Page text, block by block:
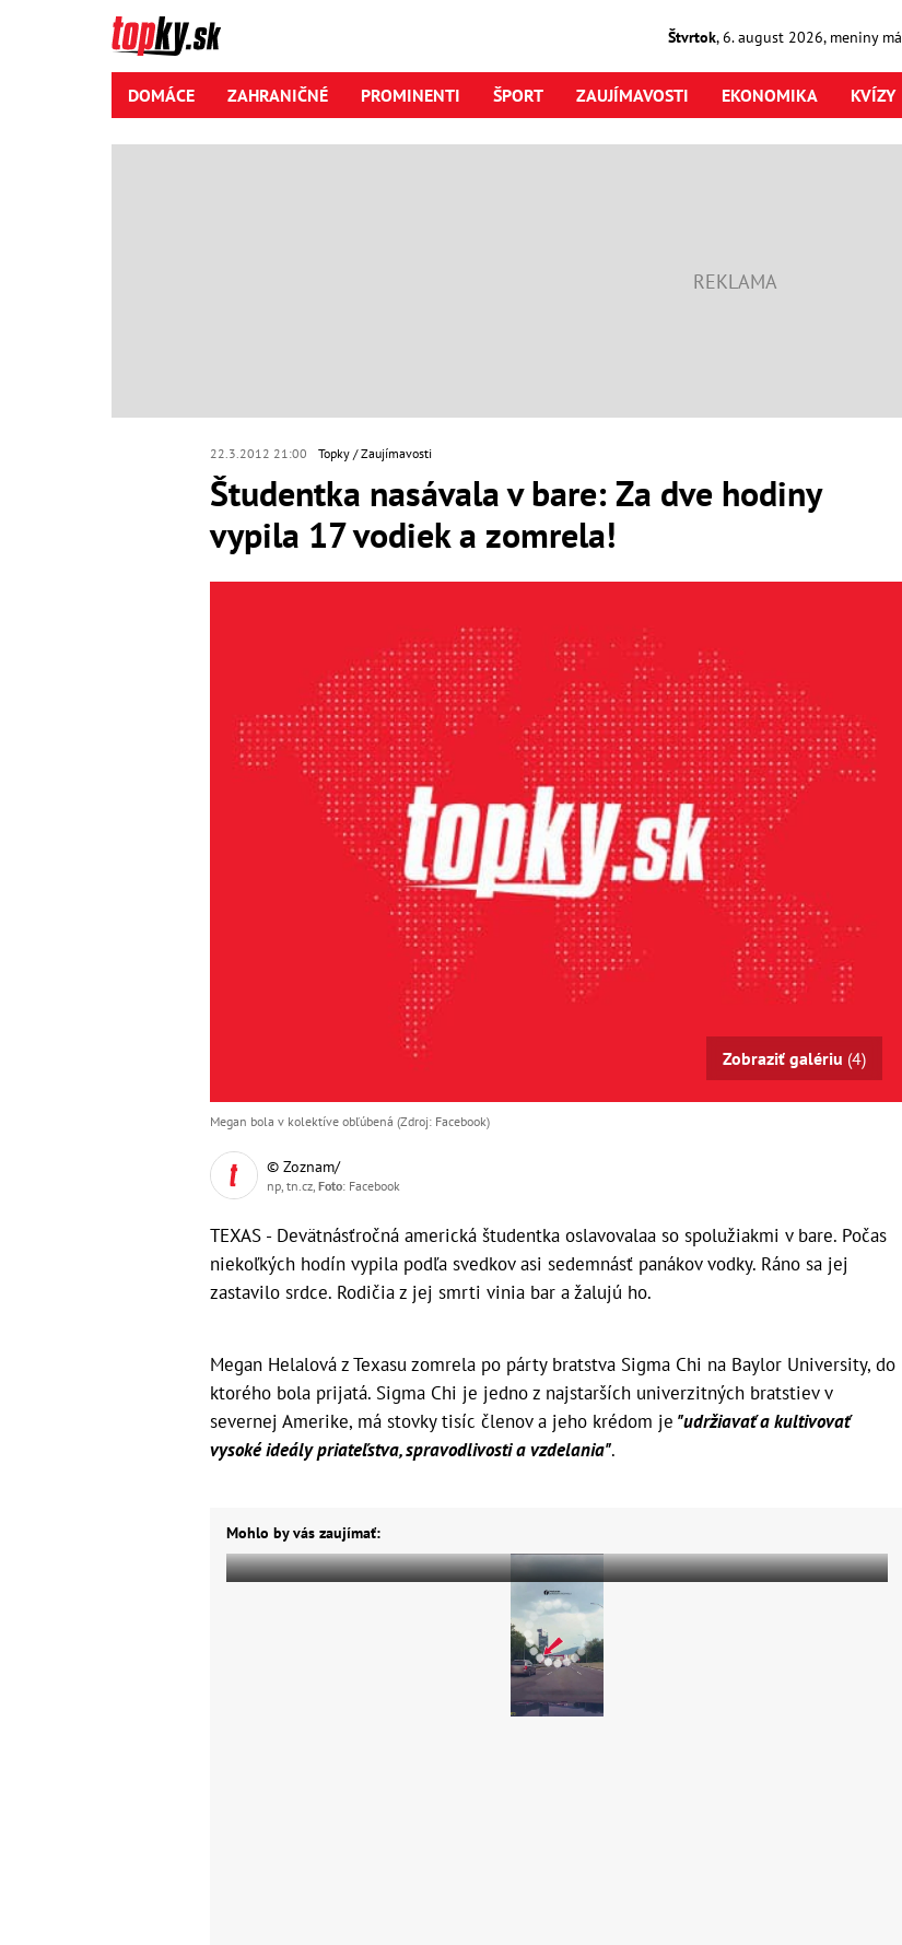
Štvrtok,6. august2026, meniny má
DOMÁCE ZAHRANIČNÉ PROMINENTI ŠPORT ZAUJÍMAVOSTI EKONOMIKA KVÍZY
22.3.2012 21:00 Topky Zaujímavosti
Študentka nasávala v bare: Za dve hodiny
vypila 17 vodiek a zomrela!
Zobraziť galériu (4)
Megan bola v kolektíve obľúbená (Zdroj: Facebook)
© Zoznam/
np, tn.cz, Foto: Facebook
TEXAS - Devätnásťročná americká študentka oslavovalaa so spolužiakmi v bare. Počas
niekoľkých hodín vypila podľa svedkov asi sedemnásť panákov vodky. Ráno sa jej
zastavilo srdce. Rodičia z jej smrti vinia bar a žalujú ho.
Megan Helalová z Texasu zomrela po párty bratstva Sigma Chi na Baylor University, do
ktorého bola prijatá. Sigma Chi je jedno z najstarších univerzitných bratstiev v
severnej Amerike, má stovky tisíc členov a jeho krédom je "udržiavať a kultivovať
vysoké ideály priateľstva, spravodlivosti a vzdelania".
Mohlo by vás zaujímať: